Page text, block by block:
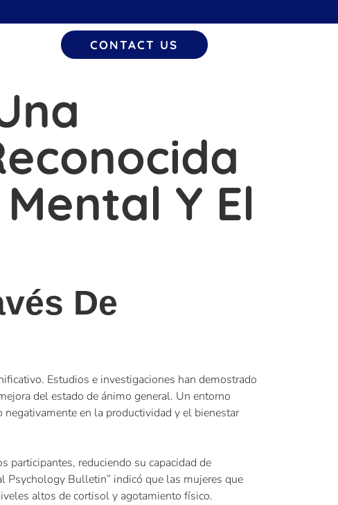
CONTACT US
Y El
De
Estudios e investigaciones han demostrado
del estado de ánimo general. Un entorno
en la productividad y el bienestar
participantes, reduciendo su capacidad de
Psychology Bulletin” indicó que las mujeres que
altos de cortisol y agotamiento físico.